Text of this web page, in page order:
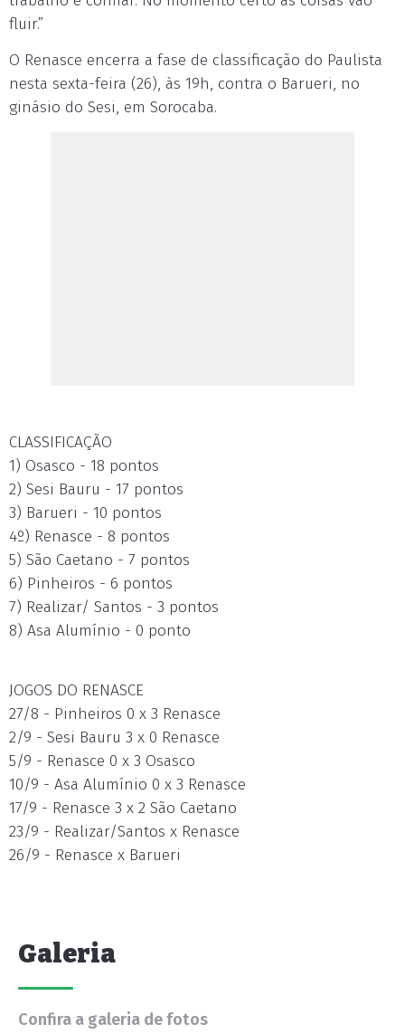
fluir.”
O Renasce encerra a fase de classificação do Paulista
nesta sexta-feira (26), às 19h, contra o Barueri, no
ginásio do Sesi, em Sorocaba.
CLASSIFICAÇÃO
1) Osasco - 18 pontos
2) Sesi Bauru - 17 pontos
3) Barueri - 10 pontos
4º) Renasce - 8 pontos
5) São Caetano - 7 pontos
6) Pinheiros - 6 pontos
7) Realizar/ Santos - 3 pontos
8) Asa Alumínio - 0 ponto
JOGOS DO RENASCE
27/8 - Pinheiros 0 x 3 Renasce
2/9 - Sesi Bauru 3 x 0 Renasce
5/9 - Renasce 0 x 3 Osasco
10/9 - Asa Alumínio 0 x 3 Renasce
17/9 - Renasce 3 x 2 São Caetano
23/9 - Realizar/Santos x Renasce
26/9 - Renasce x Barueri
Galeria
Confira a galeria de fotos